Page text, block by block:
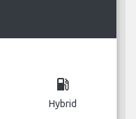
local_gas_station
Hybrid